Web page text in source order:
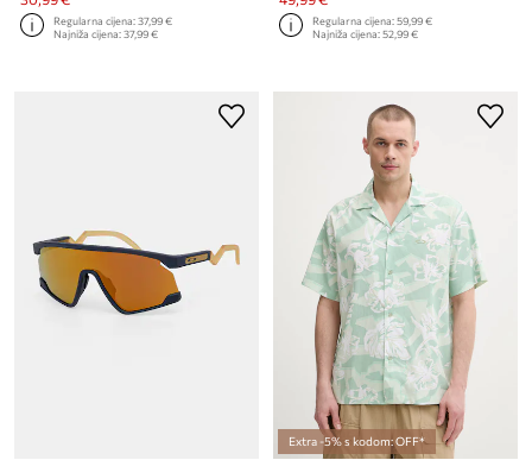
Regularna cijena:37,99 €
Najniža cijena:37,99 €
Regularna cijena:59,99 €
Najniža cijena:52,99 €
Extra -5% s kodom: OFF*